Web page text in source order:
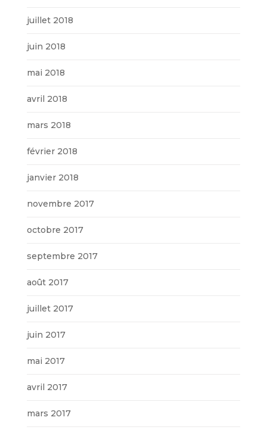
juillet 2018
juin 2018
mai 2018
avril 2018
mars 2018
février 2018
janvier 2018
novembre 2017
octobre 2017
septembre 2017
août 2017
juillet 2017
juin 2017
mai 2017
avril 2017
mars 2017